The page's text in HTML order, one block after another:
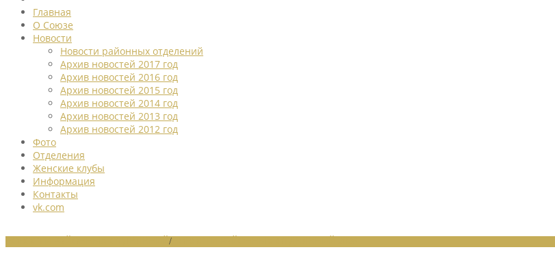
Главная
О Союзе
Новости
Новости районных отделений
Архив новостей 2017 год
Архив новостей 2016 год
Архив новостей 2015 год
Архив новостей 2014 год
Архив новостей 2013 год
Архив новостей 2012 год
Фото
Отделения
Женские клубы
Информация
Контакты
vk.com
/